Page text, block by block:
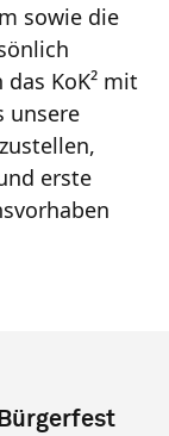
sowie die
KoK² mit
unsere
erste